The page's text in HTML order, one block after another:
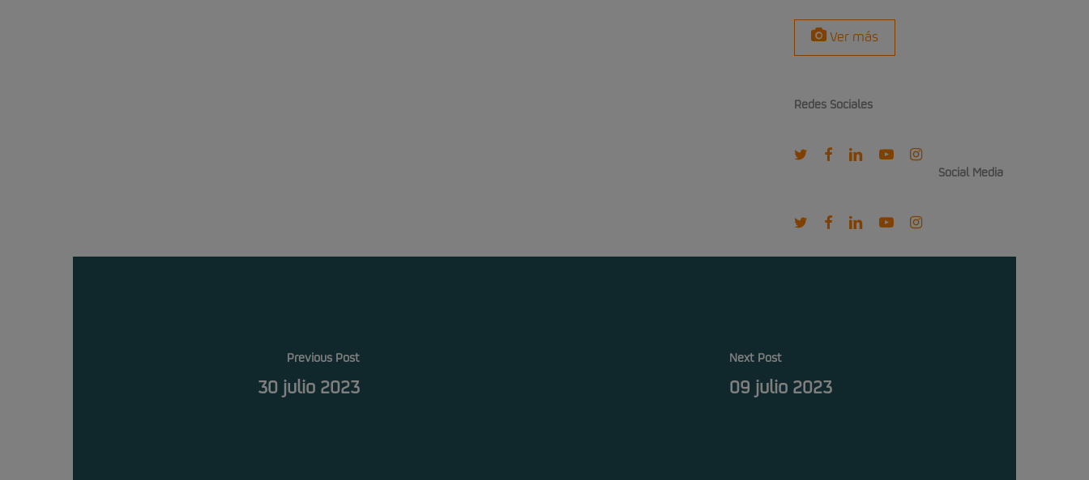
Ver más
Redes Sociales
twitterfacebooklinkedinyoutubeinstagram
Social Media
twitterfacebooklinkedinyoutubeinstagram
Previous Post
30 julio 2023
Next Post
09 julio 2023